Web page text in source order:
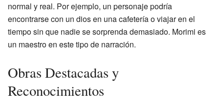
normal y real. Por ejemplo, un personaje podría
encontrarse con un dios en una cafetería o viajar en el
tiempo sin que nadie se sorprenda demasiado. Morimi es
un maestro en este tipo de narración.
Obras Destacadas y
Reconocimientos